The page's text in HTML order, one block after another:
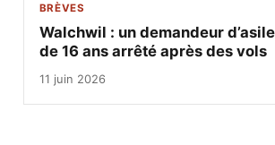
BRÈVES
Walchwil : un demandeur
de 16 ans arrêté après des vols
11 juin 2026